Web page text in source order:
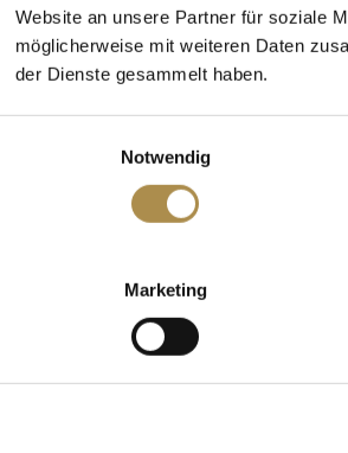
Website an unsere Partner für soziale
möglicherweise mit weiteren Daten
der Dienste gesammelt haben.
Notwendig
Marketing
Suchbegriff eingeben: